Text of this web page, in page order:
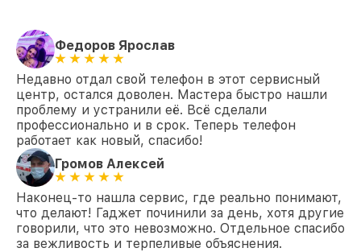
Федоров Ярослав
Недавно отдал свой телефон в этот сервисный
центр, остался доволен. Мастера быстро нашли
проблему и устранили её. Всё сделали
профессионально и в срок. Теперь телефон
работает как новый, спасибо!
Громов Алексей
Наконец-то нашла сервис, где реально понимают,
что делают! Гаджет починили за день, хотя другие
говорили, что это невозможно. Отдельное спасибо
за вежливость и терпеливые объяснения.